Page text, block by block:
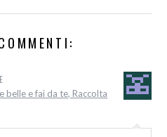
e fai da te, Raccolta